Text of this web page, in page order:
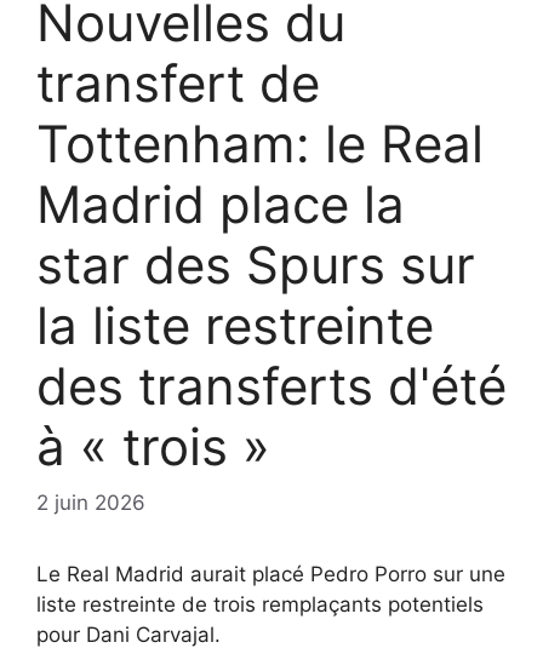
Nouvelles du
transfert de
Tottenham: le Real
Madrid place la
star des Spurs sur
la liste restreinte
des transferts d'été
à « trois »
2 juin 2026
Le Real Madrid aurait placé Pedro Porro sur une
liste restreinte de trois remplaçants potentiels
pour Dani Carvajal.